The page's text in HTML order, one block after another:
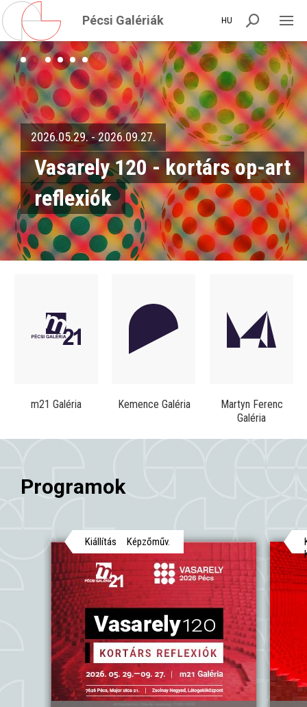
Pécsi Galériák HU
2026.05.29. - 2026.09.27.
Vasarely 120 - kortárs op-art
reflexiók
m21 Galéria Kemence Galéria
Martyn Ferenc
Galéria
Programok
Kiállítás Képzőműv.